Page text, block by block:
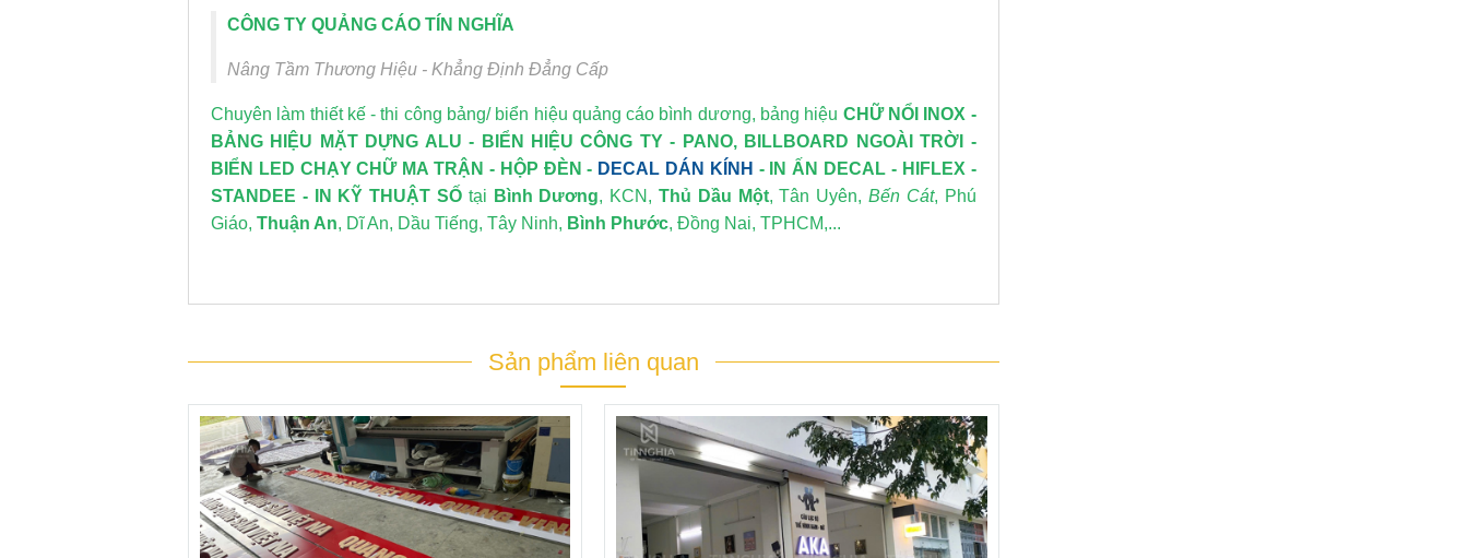
CÔNG TY QUẢNG CÁO TÍN NGHĨA
Nâng Tầm Thương Hiệu - Khẳng Định Đẳng Cấp
Chuyên làm thiết kế - thi công bảng/ biển hiệu quảng cáo bình dương, bảng hiệu CHỮ NỔI INOX -
BẢNG HIỆU MẶT DỰNG ALU - BIỂN HIỆU CÔNG TY- PANO, BILLBOARD NGOÀI TRỜI
-
BIỂN LED CHẠY CHỮ MA TRẬN - HỘP ĐÈN - DECAL DÁN KÍNH - IN ẤN DECAL - HIFLEX -
STANDEE - IN KỸ THUẬT SỐtại Bình Dương, KCN, Thủ Dầu Một, Tân Uyên, Bến Cát, Phú
Giáo, Thuận An, Dĩ An, Dầu Tiếng, Tây Ninh, Bình Phước, Đồng Nai, TPHCM,...
Sản phẩm liên quan